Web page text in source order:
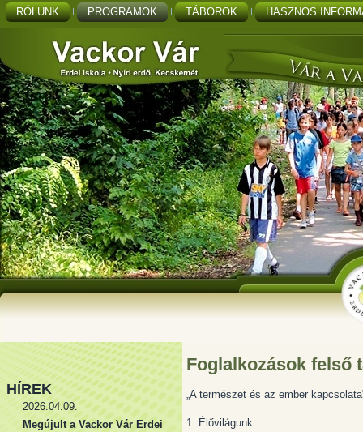
RÓLUNK PROGRAMOK TÁBOROK HASZNOS
HÍREK
2026.04.09.
Megújult a Vackor Vár Erdei
Foglalkozások felső
„A természet és az ember
1. Élővilágunk